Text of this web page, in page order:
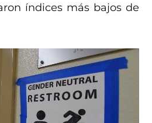
índices más bajos de